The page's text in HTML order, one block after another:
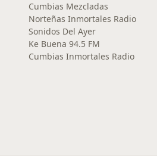
Cumbias Mezcladas
Norteñas Inmortales Radio
Sonidos Del Ayer
Ke Buena 94.5 FM
Cumbias Inmortales Radio